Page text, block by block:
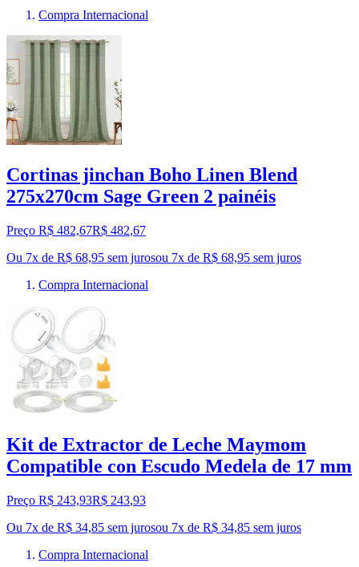
Compra Internacional
Cortinas jinchan Boho Linen Blend
275x270cm Sage Green 2 painéis
Preço R$ 482,67R$ 482,67
Ou 7x de R$ 68,95 sem jurosou 7x de R$ 68,95 sem juros
Compra Internacional
Kit de Extractor de Leche Maymom
Compatible con Escudo Medela de 17 mm
Preço R$ 243,93R$ 243,93
Ou 7x de R$ 34,85 sem jurosou 7x de R$ 34,85 sem juros
Compra Internacional